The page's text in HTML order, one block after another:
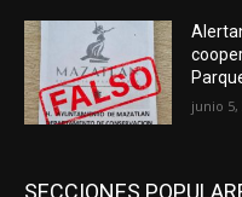
junio 5,
SECCIONES